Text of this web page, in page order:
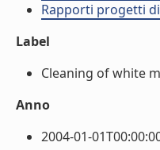
Rapporti progetti
Label
Cleaning of white
Anno
2004-01-